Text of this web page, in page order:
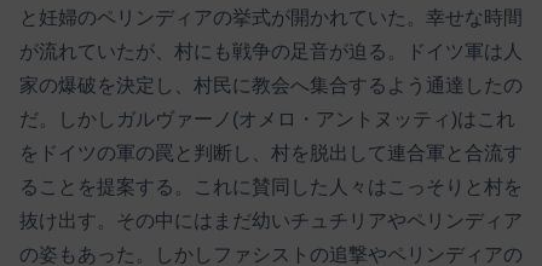
と妊婦のペリンディアの挙式が開かれていた。幸せな時間
が流れていたが、村にも戦争の足音が迫る。ドイツ軍は人
家の爆破を決定し、村民に教会へ集合するよう通達したの
だ。しかしガルヴァーノ(オメロ・アントヌッティ)はこれ
をドイツの軍の罠と判断し、村を脱出して連合軍と合流す
ることを提案する。これに賛同した人々はこっそりと村を
抜け出す。その中にはまだ幼いチュチリアやペリンディア
の姿もあった。しかしファシストの追撃やペリンディアの